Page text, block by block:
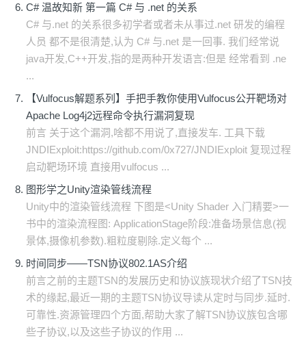
C# 温故知新 第一篇 C# 与 .net 的关系
C# 与.net 的关系很多初学者或者未从事过.net 研发的编程
人员 都不是很清楚,认为 C# 与.net 是一回事. 我们经常说
java开发,C++开发,指的是两种开发语言:但是 经常看到 .ne
...
【Vulfocus解题系列】手把手教你使用Vulfocus公开靶场对
Apache Log4j2远程命令执行漏洞复现
前言 关于这个漏洞,啥都不用说了,直接发车. 工具下载
JNDIExploit:https://github.com/0x727/JNDIExploit 复现过程
启动靶场环境 直接用vulfocus ...
图形学之Unity渲染管线流程
Unity中的渲染管线流程 下图是<Unity Shader 入门精要>一
书中的渲染流程图: ApplicationStage阶段:准备场景信息(视
景体,摄像机参数).粗粒度剔除.定义每个 ...
时间同步——TSN协议802.1AS介绍
前言之前的主题TSN的发展历史和协议族现状介绍了TSN技
术的缘起,最近一期的主题TSN协议导读从定时与同步.延时.
可靠性.资源管理四个方面,帮助大家了解TSN协议族包含哪
些子协议,以及这些子协议的作用 ...